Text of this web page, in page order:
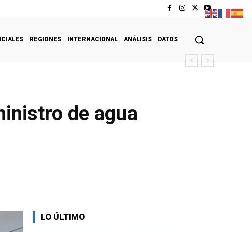
REGIONES INTERNACIONAL ANÁLISIS DATOS
de agua
LO ÚLTIMO